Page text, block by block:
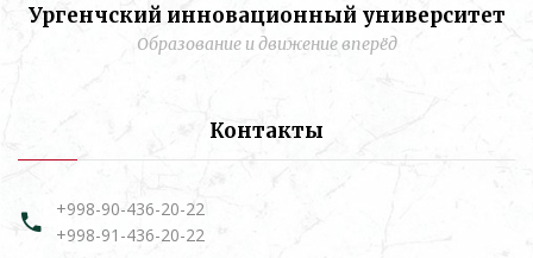
Ургенчский инновационный университет
Образование и движение вперёд
Контакты
+998-90-436-20-22
+998-91-436-20-22